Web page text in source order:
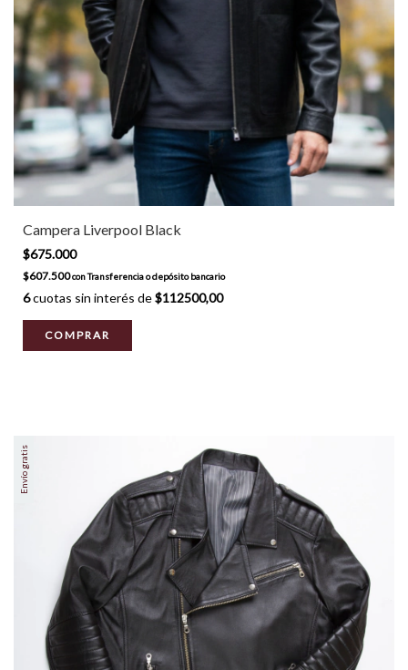
Campera Liverpool Black
$675.000
$607.500conTransferencia o depósito bancario
6cuotas sin interés de$112500,00
COMPRAR
Envío gratis